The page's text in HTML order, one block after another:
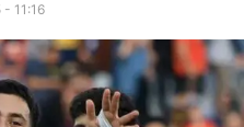
11:16